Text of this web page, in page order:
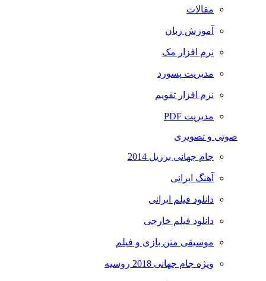
مقالات
آموزش زبان
نرم افزار مک
مدیریت پسورد
نرم افزار تقویم
مدیریت PDF
صوتی و تصویری
جام جهانی برزیل 2014
آهنگ ایرانی
دانلود فیلم ایرانی
دانلود فیلم خارجی
موسیقی متن بازی و فیلم
ویژه جام جهانی 2018 روسیه